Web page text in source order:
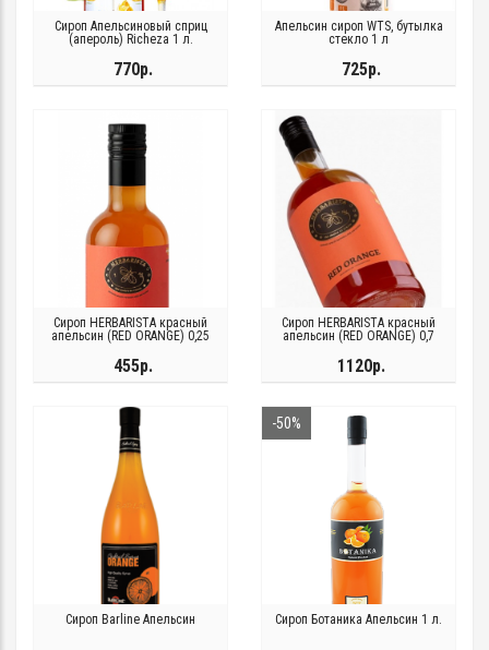
Сироп Апельсиновый сприц
(апероль) Richeza 1 л.
770р.
Апельсин сироп WTS, бутылка
стекло 1 л
725р.
Сироп HERBARISTA красный
апельсин (RED ORANGE) 0,25
455р.
Сироп HERBARISTA красный
апельсин (RED ORANGE) 0,7
1120р.
Сироп Barline Апельсин
-50%
Сироп Ботаника Апельсин 1 л.